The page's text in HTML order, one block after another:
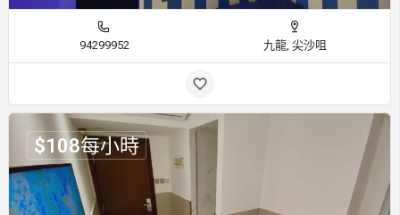
94299952 九龍, 尖沙咀
$108每小時